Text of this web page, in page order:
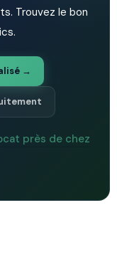
Trouvez le bon
→
près de chez